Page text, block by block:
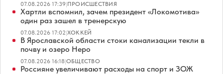
07.08.2026 17:39|ПРОИСШЕСТВИЯ
Хартли вспомнил, зачем президент «Локомотива»
один раз зашел в тренерскую
07.08.2026 17:02|ХОККЕЙ
В Ярославской области стоки канализации текли в
почву и озеро Неро
07.08.2026 16:18|ОБЩЕСТВО
Россияне увеличивают расходы на спорт и ЗОЖ